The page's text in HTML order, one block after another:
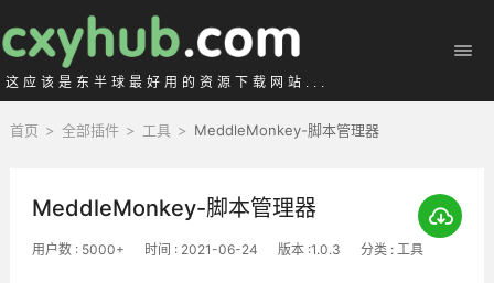
这应该是东半球最好用的资源下载网站...
首页 > 全部插件 > 工具 > MeddleMonkey-脚本管理器
MeddleMonkey-脚本管理器
用户数 : 5000+ 时间 : 2021-06-24 版本 :1.0.3 分类 : 工具